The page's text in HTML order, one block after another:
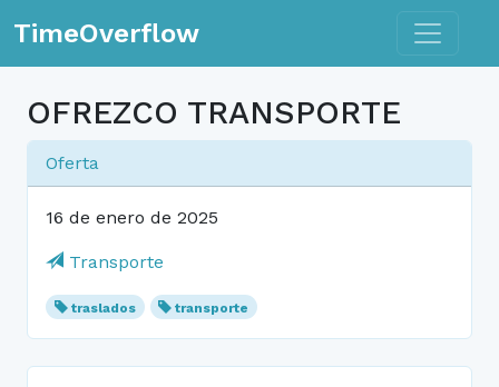
TimeOverflow Toggle
OFREZCO TRANSPORTE
Oferta
16 de enero de 2025
Transporte
traslados transporte